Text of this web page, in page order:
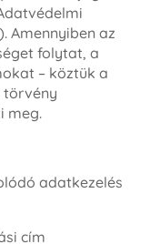
Amennyiben az
folytat, a
– köztük a
törvény
meg.
adatkezelés
cím